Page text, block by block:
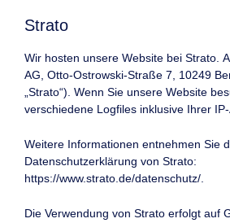
Strato
Wir hosten unsere Website bei Strato.
AG, Otto-Ostrowski-Straße 7, 10249
„Strato“). Wenn Sie unsere Website
verschiedene Logfiles inklusive Ihrer IP-
Weitere Informationen entnehmen Sie
Datenschutzerklärung von Strato:
https://www.strato.de/datenschutz/
Die Verwendung von Strato erfolgt auf